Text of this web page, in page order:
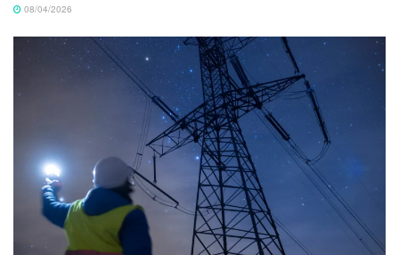
08/04/2026